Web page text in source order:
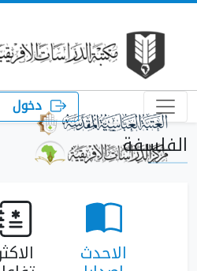
دخول
الفلسفة
الاحدث